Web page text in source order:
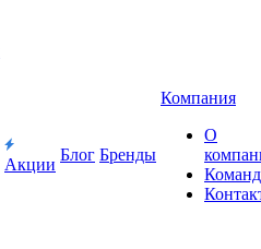
Акции
Блог Бренды
Компания
О